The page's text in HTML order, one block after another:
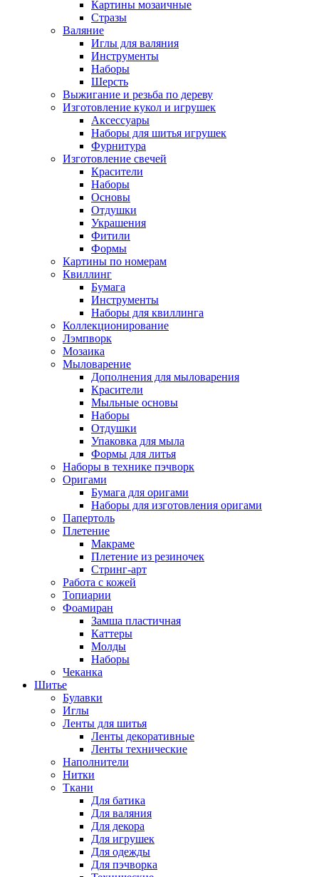
Картины мозаичные
Стразы
Валяние
Иглы для валяния
Инструменты
Наборы
Шерсть
Выжигание и резьба по дереву
Изготовление кукол и игрушек
Аксессуары
Наборы для шитья игрушек
Фурнитура
Изготовление свечей
Красители
Наборы
Основы
Отдушки
Украшения
Фитили
Формы
Картины по номерам
Квиллинг
Бумага
Инструменты
Наборы для квиллинга
Коллекционирование
Лэмпворк
Мозаика
Мыловарение
Дополнения для мыловарения
Красители
Мыльные основы
Наборы
Отдушки
Упаковка для мыла
Формы для литья
Наборы в технике пэчворк
Оригами
Бумага для оригами
Наборы для изготовления оригами
Папертоль
Плетение
Макраме
Плетение из резиночек
Стринг-арт
Работа с кожей
Топиарии
Фоамиран
Замша пластичная
Каттеры
Молды
Наборы
Чеканка
Шитье
Булавки
Иглы
Ленты для шитья
Ленты декоративные
Ленты технические
Наполнители
Нитки
Ткани
Для батика
Для валяния
Для декора
Для игрушек
Для одежды
Для пэчворка